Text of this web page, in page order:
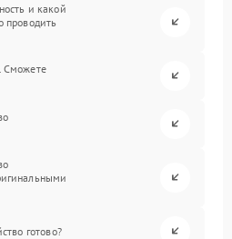
и какой
проводить
Сможете
готово?